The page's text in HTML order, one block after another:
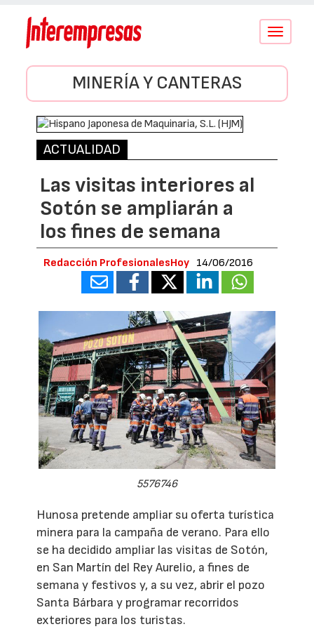
Conmutar
MINERÍA Y CANTERAS
ACTUALIDAD
Las visitas interiores al
Sotón se ampliarán a
los fines de semana
Redacción ProfesionalesHoy 14/06/2016
5576746
Hunosa pretende ampliar su oferta turística
minera para la campaña de verano. Para ello
se ha decidido ampliar las visitas de Sotón,
en San Martín del Rey Aurelio, a fines de
semana y festivos y, a su vez, abrir el pozo
Santa Bárbara y programar recorridos
exteriores para los turistas.